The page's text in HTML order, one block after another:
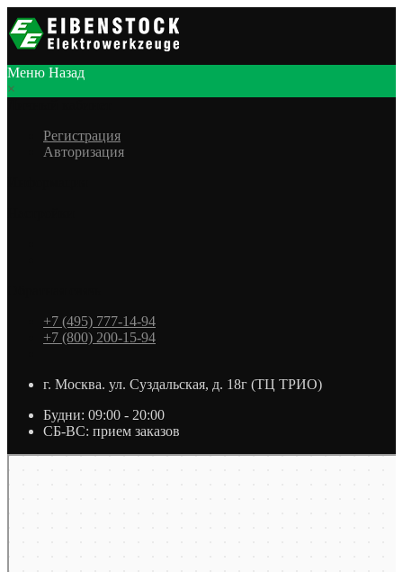
Меню Назад
×
Регистрация
Авторизация
+7 (495) 777-14-94
+7 (800) 200-15-94
г. Москва. ул. Суздальская, д. 18г (ТЦ ТРИО)
Будни: 09:00 - 20:00
СБ-ВС: прием заказов